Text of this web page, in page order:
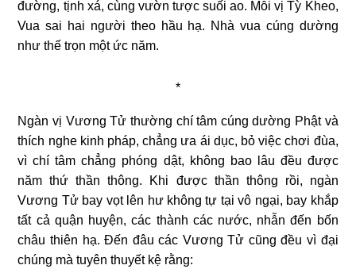
đường, tịnh xá, cùng vườn tược suối ao. Mỗi vị Tỳ Kheo,
Vua sai hai người theo hầu hạ. Nhà vua cúng dường
như thế trọn một ức năm.
*
Ngàn vị Vương Tử thường chí tâm cúng dường Phật và
thích nghe kinh pháp, chẳng ưa ái dục, bỏ việc chơi đùa,
vì chí tâm chẳng phóng dật, không bao lâu đều được
năm thứ thần thông. Khi được thần thông rồi, ngàn
Vương Tử bay vọt lên hư không tự tại vô ngại, bay khắp
tất cả quận huyện, các thành các nước, nhẫn đến bốn
châu thiên hạ. Đến đâu các Vương Tử cũng đều vì đại
chúng mà tuyên thuyết kệ rằng: